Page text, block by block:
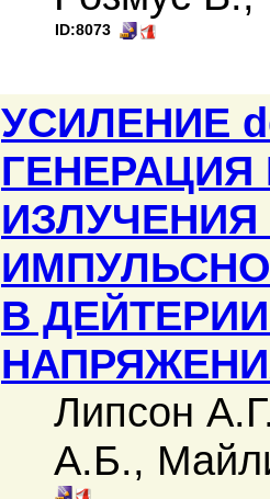
ID:8073
УСИЛЕНИЕ
В
Липсон
А.Б.,